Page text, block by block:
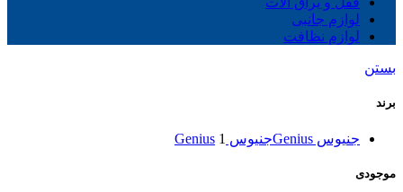
لوازم جانبی
لوازم نظافت
بستن
برند
جنیوس Genius جنیوس Genius 1
موجودی